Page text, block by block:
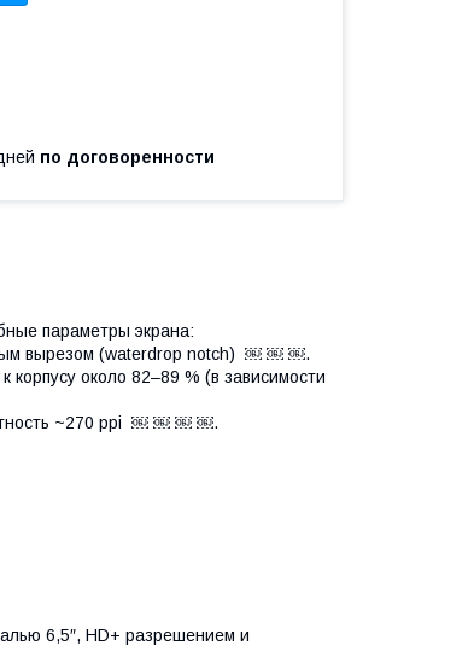
по договоренности
параметры экрана:
вырезом (waterdrop notch) ￼ ￼ ￼.
около 82–89 % (в зависимости
~270 ppi ￼ ￼ ￼ ￼.
6,5″, HD+ разрешением и